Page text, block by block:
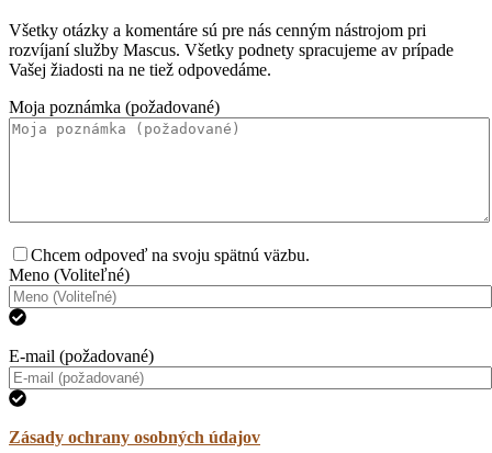
Všetky otázky a komentáre sú pre nás cenným nástrojom pri
rozvíjaní služby Mascus. Všetky podnety spracujeme av prípade
Vašej žiadosti na ne tiež odpovedáme.
Moja poznámka (požadované)
Chcem odpoveď na svoju spätnú väzbu.
Meno (Voliteľné)
E-mail (požadované)
Zásady ochrany osobných údajov